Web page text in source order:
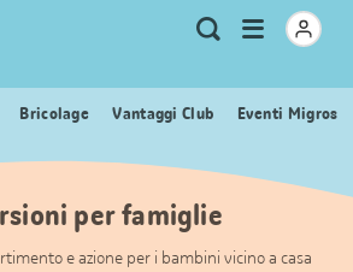
Metanavigazione
Ricerca
Apri
menu
Bricolage Vantaggi Club Eventi Migros
per famiglie
e azione per i bambini vicino a casa